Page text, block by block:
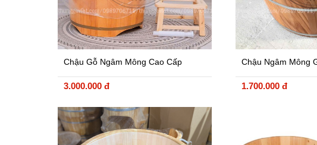
Chậu Gỗ Ngâm Mông Cao Cấp
3.000.000 đ
Chậu Ngâm Mông
1.700.000 đ